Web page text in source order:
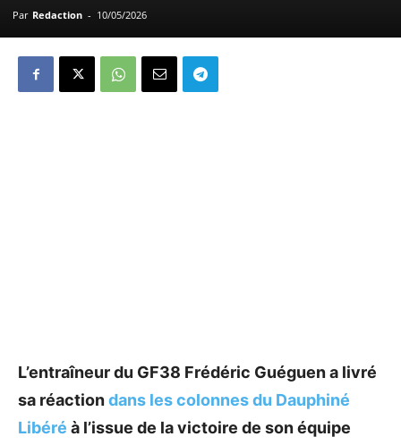
Par Redaction - 10/05/2026
L’entraîneur du GF38 Frédéric Guéguen a livré
sa réactiondans les colonnes du Dauphiné
Libéré à l’issue de la victoire de son équipe